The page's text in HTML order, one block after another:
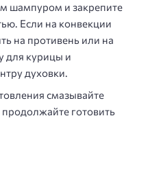
шампуром и закрепите
Если на конвекции
на противень или на
для курицы и
духовки.
смазывайте
готовить